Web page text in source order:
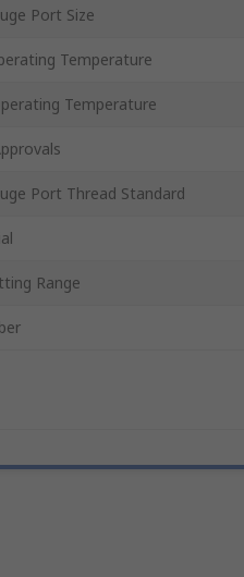
Port Size
Temperature
Temperature
Port Thread Standard
Range